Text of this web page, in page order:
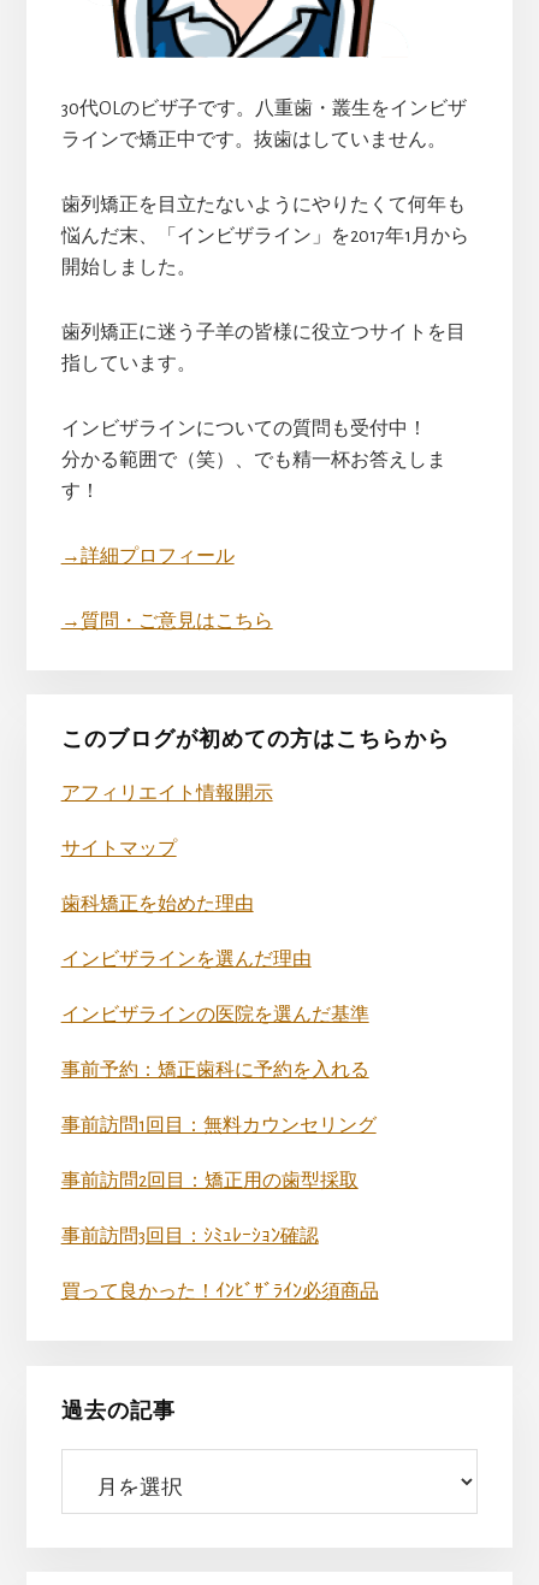
30代OLのビザ子です。八重歯・叢生をインビザ
ラインで矯正中です。抜歯はしていません。
歯列矯正を目立たないようにやりたくて何年も
悩んだ末、「インビザライン」を2017年1月から
開始しました。
歯列矯正に迷う子羊の皆様に役立つサイトを目
指しています。
インビザラインについての質問も受付中！
分かる範囲で（笑）、でも精一杯お答えしま
す！
→詳細プロフィール
→質問・ご意見はこちら
このブログが初めての方はこちらから
アフィリエイト情報開示
サイトマップ
歯科矯正を始めた理由
インビザラインを選んだ理由
インビザラインの医院を選んだ基準
事前予約：矯正歯科に予約を入れる
事前訪問1回目：無料カウンセリング
事前訪問2回目：矯正用の歯型採取
事前訪問3回目：ｼﾐｭﾚｰｼｮﾝ確認
買って良かった！ｲﾝﾋﾞｻﾞﾗｲﾝ必須商品
過去の記事